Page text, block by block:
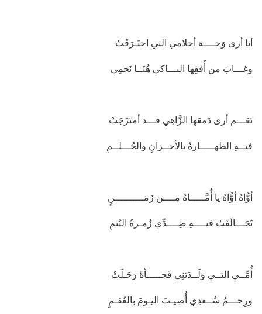
أنا أرى وَجــــهَ أحلامي التي احتَـرَقَتْ
وغـــابَ من أُفقِها البـــاكي هُنَــا نَجمِي
نَعَـــم أرى دَمعَها الزَّاهِي قـــد أمتَزَجَتْ
فيــهِ الطهـــــارةُ بالأحــزانِ والحُـــلــمِ
أوُّاهُ أوُّاهُ يا أُمَّـــــاهُ مِــــن زَمَــــــــــنٍ
تَحَـــالَفَتْ فيــــهِ ضِــــدِّي زُمـرةُ اليُتمِ
أُمِّــي التــي وَلَــدَتنِي فَجـــــأةً رَحَـلَتْ
ورِحـــمُ سُــعدِي أُصِيـبَ اليـومَ بالعُقـمِ